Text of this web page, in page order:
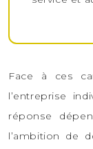
Face à ces
l’entreprise
réponse
l’ambition de